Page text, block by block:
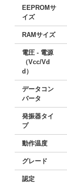
EEPROMサ
イズ
RAMサイズ
電圧 - 電源
（Vcc/Vd
d）
データコン
バータ
発振器タイ
プ
動作温度
グレード
認定